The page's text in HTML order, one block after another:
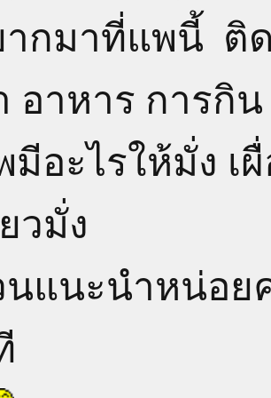
ากมาที่แพนี้ ติ
อาหาร การกิน
อะไรให้มั่ง เ
วมั่ง
นแนะนำหน่อย